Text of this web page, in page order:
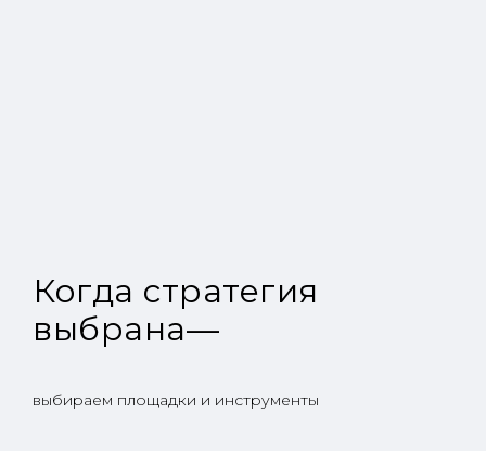
Когда стратегия
выбрана—
выбираем площадки и инструменты